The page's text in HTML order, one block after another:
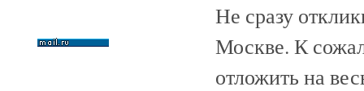
Не сразу
Москве. К
отложить на